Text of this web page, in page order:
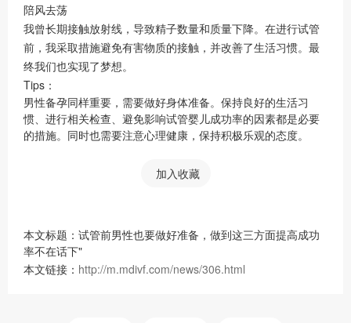
陪风去荡
我曾长期接触放射线，导致精子数量和质量下降。在进行试管
前，我采取措施避免有害物质的接触，并改善了生活习惯。最
终我们也实现了梦想。
Tips：
男性备孕同样重要，需要做好身体准备。保持良好的生活习
惯、进行相关检查、避免影响试管婴儿成功率的因素都是必要
的措施。同时也需要注意心理健康，保持积极乐观的态度。
加入收藏
本文标题：试管前男性也要做好准备，做到这三方面提高成功
率不在话下"
本文链接： http://m.mdivf.com/news/306.html